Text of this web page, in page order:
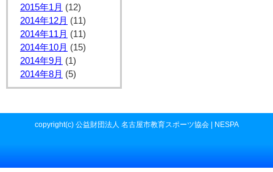
2015年1月 (12)
2014年12月 (11)
2014年11月 (11)
2014年10月 (15)
2014年9月 (1)
2014年8月 (5)
copyright(c) 公益財団法人 名古屋市教育スポーツ協会 | NESPA